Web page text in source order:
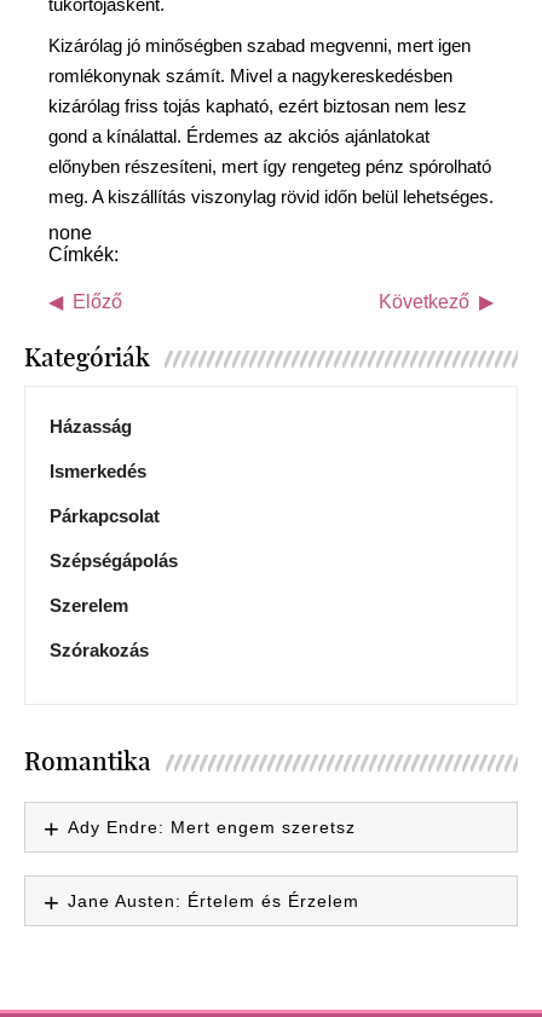
tükörtojásként.
Kizárólag jó minőségben szabad megvenni, mert igen
romlékonynak számít. Mivel a nagykereskedésben
kizárólag friss tojás kapható, ezért biztosan nem lesz
gond a kínálattal. Érdemes az akciós ajánlatokat
előnyben részesíteni, mert így rengeteg pénz spórolható
meg. A kiszállítás viszonylag rövid időn belül lehetséges.
none
Címkék:
Előző Következő
Kategóriák
Házasság
Ismerkedés
Párkapcsolat
Szépségápolás
Szerelem
Szórakozás
Romantika
Ady Endre: Mert engem szeretsz
Jane Austen: Értelem és Érzelem